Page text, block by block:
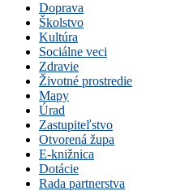
Doprava
Školstvo
Kultúra
Sociálne veci
Zdravie
Životné prostredie
Mapy
Úrad
Zastupiteľstvo
Otvorená župa
E-knižnica
Dotácie
Rada partnerstva